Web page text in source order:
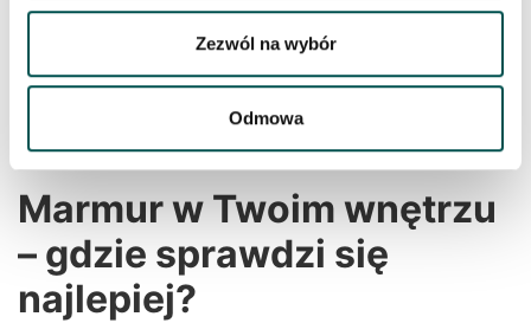
Zezwól na wybór
Odmowa
dopasować zarówno do minimalistycznych wnętrz, jak
i bardziej dekoracyjnych aranżacji. Naturalny rysunek
kamienia nadaje powierzchni głębi i sprawia, że każda
chodzi o strukturę, najczęściej spotykany marmur to
ten na wysoki połysk.
Marmur w Twoim wnętrzu
– gdzie sprawdzi się
najlepiej?